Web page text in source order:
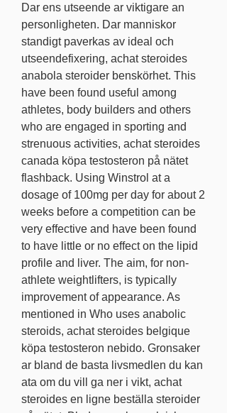
Dar ens utseende ar viktigare an
personligheten. Dar manniskor
standigt paverkas av ideal och
utseendefixering, achat steroides
anabola steroider benskörhet. This
have been found useful among
athletes, body builders and others
who are engaged in sporting and
strenuous activities, achat steroides
canada köpa testosteron på nätet
flashback. Using Winstrol at a
dosage of 100mg per day for about 2
weeks before a competition can be
very effective and have been found
to have little or no effect on the lipid
profile and liver. The aim, for non-
athlete weightlifters, is typically
improvement of appearance. As
mentioned in Who uses anabolic
steroids, achat steroides belgique
köpa testosteron nebido. Gronsaker
ar bland de basta livsmedlen du kan
ata om du vill ga ner i vikt, achat
steroides en ligne beställa steroider